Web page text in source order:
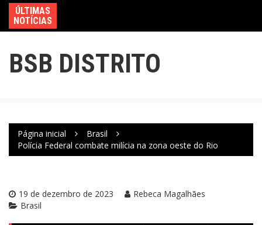
ÚLTIMAS
NOTÍCIAS
BSB DISTRITO
Página inicial
Brasil
Polícia Federal combate milícia na zona oeste do Rio
19 de dezembro de 2023
Rebeca Magalhães
Brasil